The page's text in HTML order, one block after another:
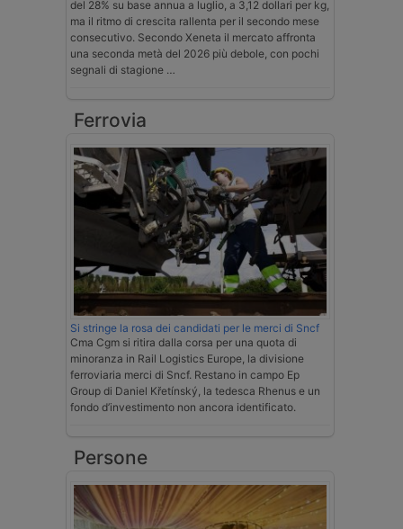
del 28% su base annua a luglio, a 3,12 dollari per kg,
ma il ritmo di crescita rallenta per il secondo mese
consecutivo. Secondo Xeneta il mercato affronta
una seconda metà del 2026 più debole, con pochi
segnali di stagione …
Ferrovia
Si stringe la rosa dei candidati per le merci di Sncf
Cma Cgm si ritira dalla corsa per una quota di
minoranza in Rail Logistics Europe, la divisione
ferroviaria merci di Sncf. Restano in campo Ep
Group di Daniel Křetínský, la tedesca Rhenus e un
fondo d’investimento non ancora identificato.
Persone